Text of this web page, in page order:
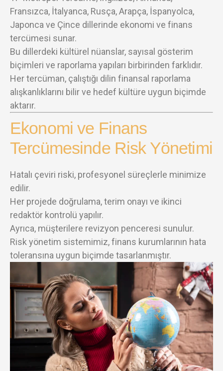
Fransızca, İtalyanca, Rusça, Arapça, İspanyolca,
Japonca ve Çince dillerinde ekonomi ve finans
tercümesi sunar.
Bu dillerdeki kültürel nüanslar, sayısal gösterim
biçimleri ve raporlama yapıları birbirinden farklıdır.
Her tercüman, çalıştığı dilin finansal raporlama
alışkanlıklarını bilir ve hedef kültüre uygun biçimde
aktarır.
Ekonomi ve Finans
Tercümesinde Risk Yönetimi
Hatalı çeviri riski, profesyonel süreçlerle minimize
edilir.
Her projede doğrulama, terim onayı ve ikinci
redaktör kontrolü yapılır.
Ayrıca, müşterilere revizyon penceresi sunulur.
Risk yönetim sistemimiz, finans kurumlarının hata
toleransına uygun biçimde tasarlanmıştır.